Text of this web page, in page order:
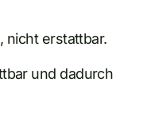
nicht erstattbar.
und dadurch